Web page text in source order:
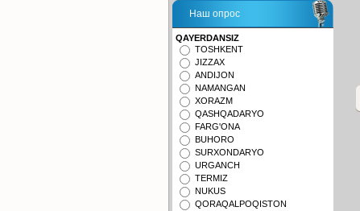
Наш опрос
QAYERDANSIZ
TOSHKENT
JIZZAX
ANDIJON
NAMANGAN
XORAZM
QASHQADARYO
FARG'ONA
BUHORO
SURXONDARYO
URGANCH
TERMIZ
NUKUS
QORAQALPOQISTON